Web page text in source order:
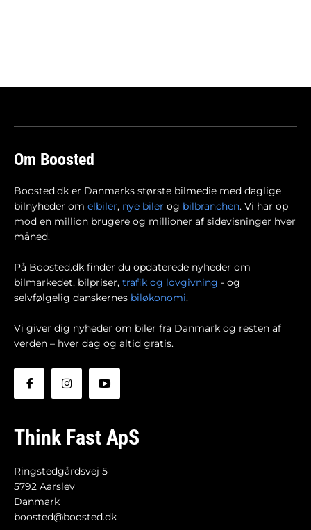
Om Boosted
Boosted.dk er Danmarks største bilmedie med daglige
bilnyheder om elbiler, nye biler og bilbranchen. Vi har op
mod en million brugere og millioner af sidevisninger hver
måned.
På Boosted.dk finder du opdaterede nyheder om
bilmarkedet, bilpriser, trafik og lovgivning - og
selvfølgelig danskernes biløkonomi.
Vi giver dig nyheder om biler fra Danmark og resten af
verden – hver dag og altid gratis.
Think Fast ApS
Ringstedgårdsvej 5
5792 Aarslev
Danmark
boosted@boosted.dk